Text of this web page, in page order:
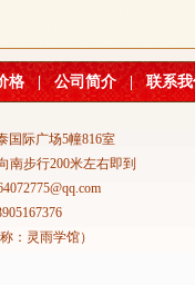
格 | 公司简介 | 联系我
国际广场5幢816室
南步行200米左右即到
：灵雨学馆）